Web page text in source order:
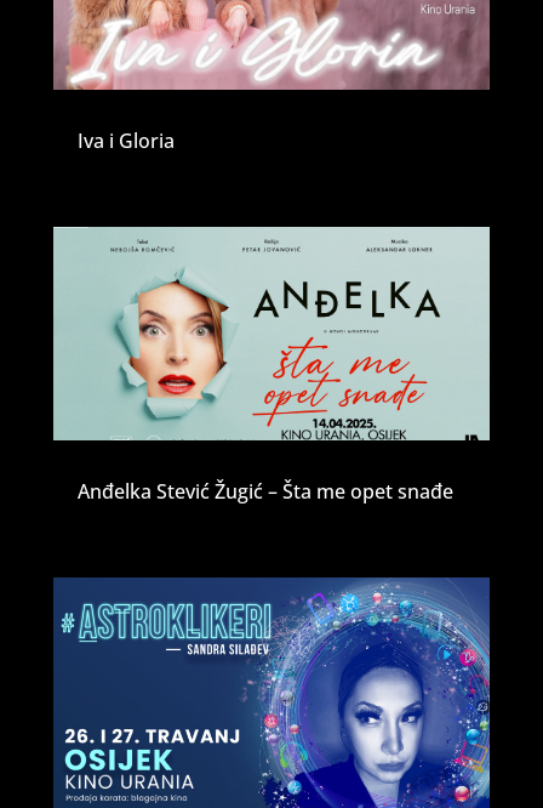
Iva i Gloria
Anđelka Stević Žugić – Šta me opet snađe